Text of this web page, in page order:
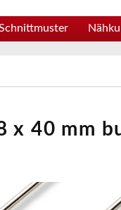
x 40 mm